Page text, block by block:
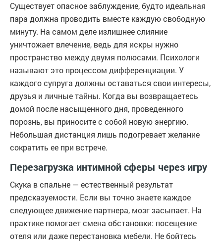
Существует опасное заблуждение, будто идеальная
пара должна проводить вместе каждую свободную
минуту. На самом деле излишнее слияние
уничтожает влечение, ведь для искры нужно
пространство между двумя полюсами. Психологи
называют это процессом дифференциации. У
каждого супруга должны оставаться свои интересы,
друзья и личные тайны. Когда вы возвращаетесь
домой после насыщенного дня, проведенного
порознь, вы приносите с собой новую энергию.
Небольшая дистанция лишь подогревает желание
сократить ее при встрече.
Перезагрузка интимной сферы через игру
Скука в спальне — естественный результат
предсказуемости. Если вы точно знаете каждое
следующее движение партнера, мозг засыпает. На
практике помогает смена обстановки: посещение
отеля или даже перестановка мебели. Не бойтесь